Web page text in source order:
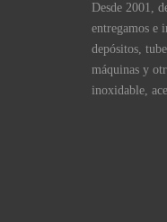
Desde 2001,
entregamos e
depósitos,
máquinas y
inoxidable,